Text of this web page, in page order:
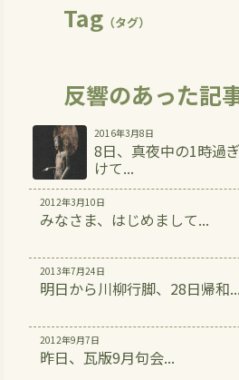
Tag（タグ）
反響のあった記
2016年3月8日
8日、真夜中の1時過
けて...
2012年3月10日
みなさま、はじめまして...
2013年7月24日
明日から川柳行脚、28日帰和...
2012年9月7日
昨日、瓦版9月句会...